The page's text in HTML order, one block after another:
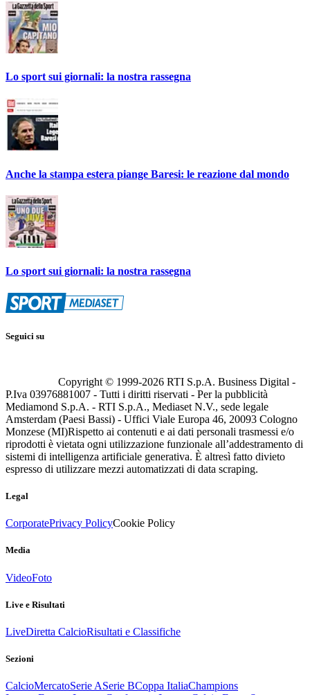
Lo sport sui giornali: la nostra rassegna
Anche la stampa estera piange Baresi: le reazione dal mondo
Lo sport sui giornali: la nostra rassegna
Seguici su
Copyright © 1999-2026 RTI S.p.A. Business Digital -
P.Iva 03976881007 - Tutti i diritti riservati - Per la pubblicità
Mediamond S.p.A. - RTI S.p.A., Mediaset N.V., sede legale
Amsterdam (Paesi Bassi) - Uffici Viale Europa 46, 20093 Cologno
Monzese (MI)Rispetto ai contenuti e ai dati personali trasmessi e/o
riprodotti è vietata ogni utilizzazione funzionale all’addestramento di
sistemi di intelligenza artificiale generativa. È altresì fatto divieto
espresso di utilizzare mezzi automatizzati di data scraping.
Legal
CorporatePrivacy PolicyCookie Policy
Media
VideoFoto
Live e Risultati
LiveDiretta CalcioRisultati e Classifiche
Sezioni
CalcioMercatoSerie ASerie BCoppa ItaliaChampions